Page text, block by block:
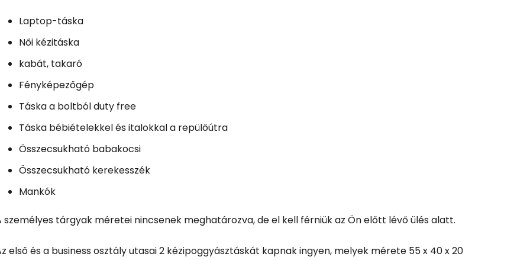
Laptop-táska
Női kézitáska
kabát, takaró
Fényképezőgép
Táska a boltbólduty free
Táska bébiételekkel és italokkal a repülőútra
Összecsukható babakocsi
Összecsukható kerekesszék
Mankók
személyes tárgyak méretei nincsenek meghatározva, de el kell férniük az Ön előtt lévő ülés alatt.
első és a business osztály utasai 2 kézipoggyásztáskát kapnak ingyen, melyek mérete 55 x 40 x 20